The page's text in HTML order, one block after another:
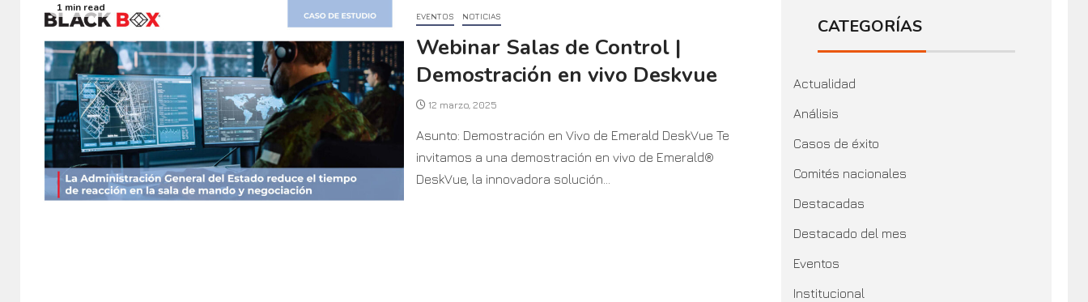
1 min read
EVENTOS NOTICIAS
Webinar Salas de Control |
Demostración en vivo Deskvue
12 marzo, 2025
Asunto: Demostración en Vivo de Emerald DeskVue Te
invitamos a una demostración en vivo de Emerald®
DeskVue, la innovadora solución...
CATEGORÍAS
Actualidad
Análisis
Casos de éxito
Comités nacionales
Destacadas
Destacado del mes
Eventos
Institucional